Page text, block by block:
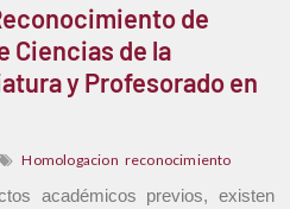
de
Ciencias de la
y Profesorado en
Homologacion reconocimiento
académicos previos, existen